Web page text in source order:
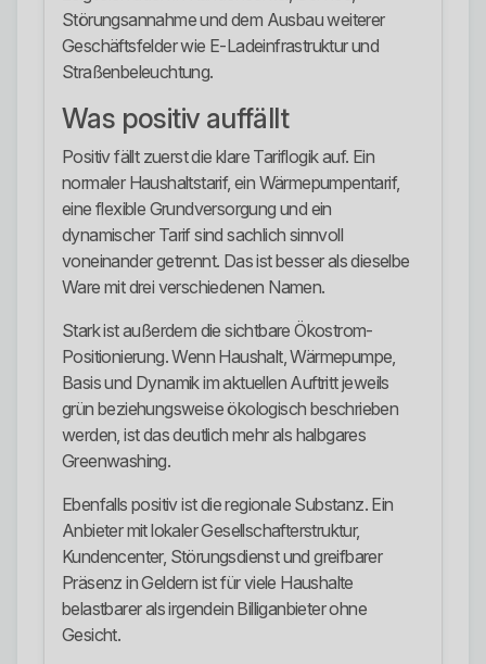
Störungsannahme und dem Ausbau weiterer
Geschäftsfelder wie E-Ladeinfrastruktur und
Straßenbeleuchtung.
Was positiv auffällt
Positiv fällt zuerst die klare Tariflogik auf. Ein
normaler Haushaltstarif, ein Wärmepumpentarif,
eine flexible Grundversorgung und ein
dynamischer Tarif sind sachlich sinnvoll
voneinander getrennt. Das ist besser als dieselbe
Ware mit drei verschiedenen Namen.
Stark ist außerdem die sichtbare Ökostrom-
Positionierung. Wenn Haushalt, Wärmepumpe,
Basis und Dynamik im aktuellen Auftritt jeweils
grün beziehungsweise ökologisch beschrieben
werden, ist das deutlich mehr als halbgares
Greenwashing.
Ebenfalls positiv ist die regionale Substanz. Ein
Anbieter mit lokaler Gesellschafterstruktur,
Kundencenter, Störungsdienst und greifbarer
Präsenz in Geldern ist für viele Haushalte
belastbarer als irgendein Billiganbieter ohne
Gesicht.